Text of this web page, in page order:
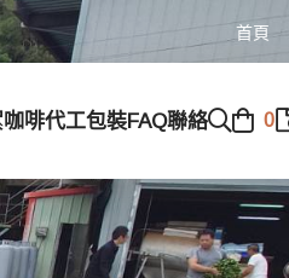
首頁
咖啡代工包裝FAQ聯絡 0